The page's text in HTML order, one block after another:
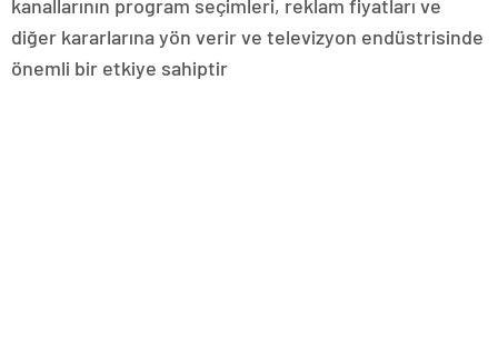
kanallarının program seçimleri, reklam fiyatları ve
diğer kararlarına yön verir ve televizyon endüstrisinde
önemli bir etkiye sahiptir